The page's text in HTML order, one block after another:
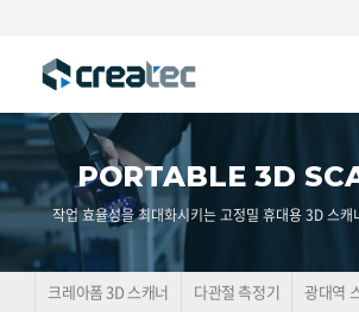
PORTABLE 3D
작업 효율성을 최대화시키는 고정밀 휴대용 3D 스캐
크레아폼 3D 스캐너 다관절 측정기 광대역